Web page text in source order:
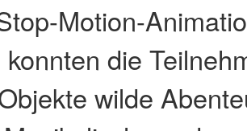
Motion-
die
wilde